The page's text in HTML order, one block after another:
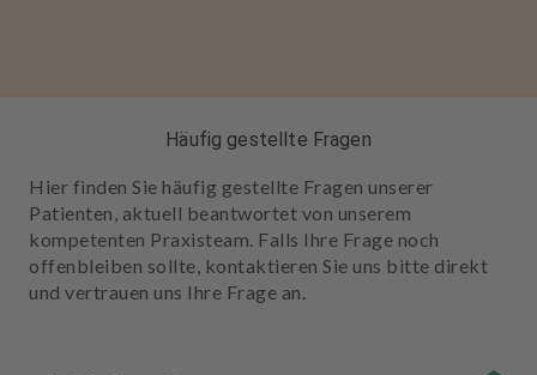
Häufig gestellte Fragen
Hier finden Sie häufig gestellte Fragen unserer
Patienten, aktuell beantwortet von unserem
kompetenten Praxisteam. Falls Ihre Frage noch
offenbleiben sollte, kontaktieren Sie uns bitte direkt
und vertrauen uns Ihre Frage an.